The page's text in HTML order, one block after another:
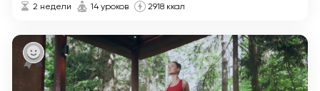
2 недели 14 уроков 2918 ккал